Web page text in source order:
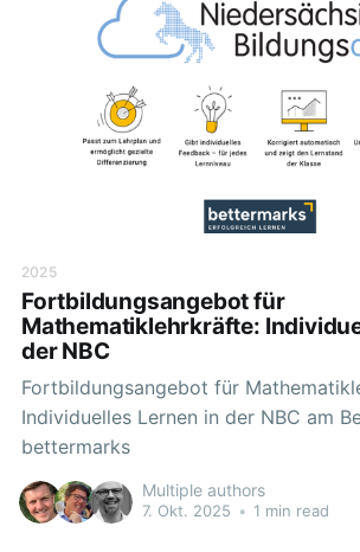
die Implementierung digitaler Medien
2025
Fortbildungsangebot für
Mathematiklehrkräfte:
der NBC
Fortbildungsangebot für
Individuelles Lernen in der NBC am
bettermarks
Multiple authors
7. Okt. 2025 • 1 min read